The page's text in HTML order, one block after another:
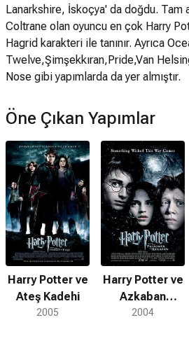
Lanarkshire, İskoçya' da doğdu. Tam
Coltrane olan oyuncu en çok Harry
Hagrid karakteri ile tanınır. Ayrıca
Twelve,Şimşekkıran,Pride,Van
Nose gibi yapımlarda da yer almıştır.
Öne Çıkan Yapımlar
Harry Potter ve
Ateş Kadehi
2005
Harry Potter ve
Azkaban
Tutsağı
2004